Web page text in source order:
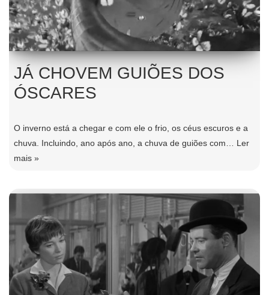
JÁ CHOVEM GUIÕES DOS
ÓSCARES
O inverno está a chegar e com ele o frio, os céus escuros e a
chuva. Incluindo, ano após ano, a chuva de guiões com… Ler
mais »